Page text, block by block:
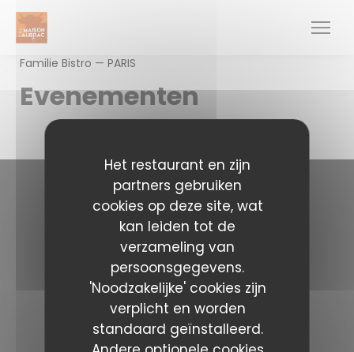
Cookies beheer paneel
Het restaurant en zijn
partners gebruiken
cookies op deze site, wat
kan leiden tot de
verzameling van
persoonsgegevens.
'Noodzakelijke' cookies zijn
verplicht en worden
standaard geïnstalleerd.
Familie Bistro — PARIS
Evenementen
Neem contact met ons op
La Maison de l'Aubrac
37 Rue Marbeuf 75008 PARIS
01 43 59 05 14
Volg ons